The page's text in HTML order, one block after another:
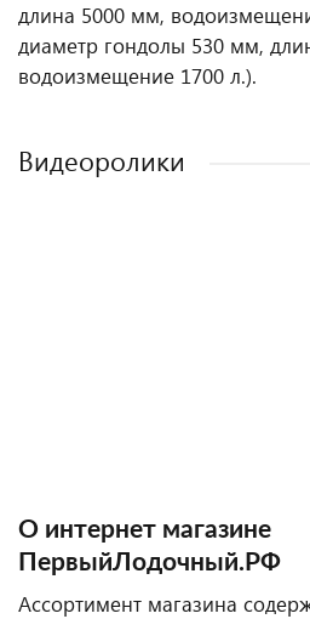
длина 5000 мм,
диаметр гондолы 530 мм,
водоизмещение 1700 л.).
Видеоролики
О интернет магазине
ПервыйЛодочный.РФ
Ассортимент магазина